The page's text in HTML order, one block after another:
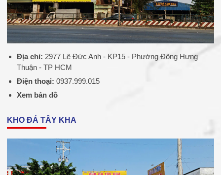
Địa chỉ: 2977 Lê Đức Anh - KP15 - Phường Đông Hưng
Thuận - TP HCM
Điện thoại: 0937.999.015
Xem bản đồ
KHO ĐÁ TÂY KHA